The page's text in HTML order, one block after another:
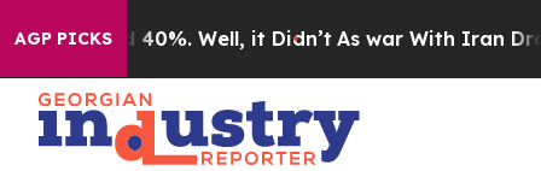
AGP PICKS
Around 40%. Well, it Didn’t As war With Iran Drove